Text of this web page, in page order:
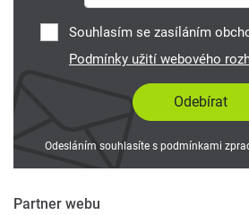
Souhlasím se zasíláním
Podmínky užití webového
Odesláním souhlasíte s podmínkami
Partner webu